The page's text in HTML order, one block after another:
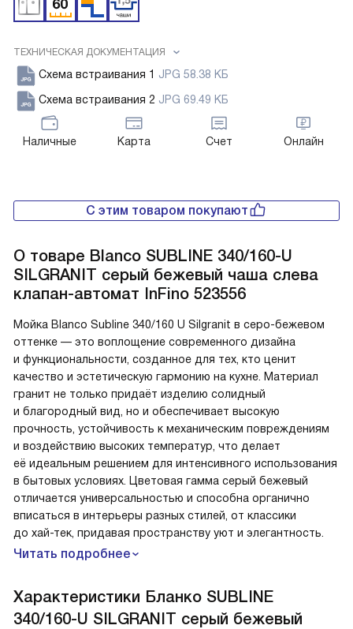
ТЕХНИЧЕСКАЯ ДОКУМЕНТАЦИЯ
Схема встраивания 1 JPG 58.38 КБ
Схема встраивания 2 JPG 69.49 КБ
Наличные Карта Счет Онлайн
С этим товаром покупают
О товаре Blanco SUBLINE 340/160-U
SILGRANIT серый бежевый чаша слева
клапан-автомат InFino 523556
Мойка Blanco Subline 340/160 U Silgranit в серо-бежевом
оттенке — это воплощение современного дизайна
и функциональности, созданное для тех, кто ценит
качество и эстетическую гармонию на кухне. Материал
гранит не только придаёт изделию солидный
и благородный вид, но и обеспечивает высокую
прочность, устойчивость к механическим повреждениям
и воздействию высоких температур, что делает
её идеальным решением для интенсивного использования
в бытовых условиях. Цветовая гамма серый бежевый
отличается универсальностью и способна органично
вписаться в интерьеры разных стилей, от классики
до хай-тек, придавая пространству уют и элегантность.
Читать подробнее
Характеристики Бланко SUBLINE
340/160-U SILGRANIT серый бежевый